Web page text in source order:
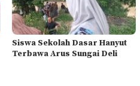
Siswa Sekolah Dasar Hanyut
Terbawa Arus Sungai Deli